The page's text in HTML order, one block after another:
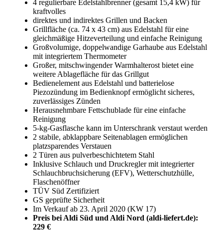
4 regulierbare Edelstahlbrenner (gesamt 15,4 kW) für
kraftvolles
direktes und indirektes Grillen und Backen
Grillfläche (ca. 74 x 43 cm) aus Edelstahl für eine
gleichmäßige Hitzeverteilung und einfache Reinigung
Großvolumige, doppelwandige Garhaube aus Edelstahl
mit integriertem Thermometer
Großer, mitschwingender Warmhalterost bietet eine
weitere Ablagefläche für das Grillgut
Bedienelement aus Edelstahl und batterielose
Piezozündung im Bedienknopf ermöglicht sicheres,
zuverlässiges Zünden
Herausnehmbare Fettschublade für eine einfache
Reinigung
5-kg-Gasflasche kann im Unterschrank verstaut werden
2 stabile, abklappbare Seitenablagen ermöglichen
platzsparendes Verstauen
2 Türen aus pulverbeschichtetem Stahl
Inklusive Schlauch und Druckregler mit integrierter
Schlauchbruchsicherung (EFV), Wetterschutzhülle,
Flaschenöffner
TÜV Süd Zertifiziert
GS geprüfte Sicherheit
Im Verkauf ab 23. April 2020 (KW 17)
Preis bei Aldi Süd und Aldi Nord (aldi-liefert.de):
229 €